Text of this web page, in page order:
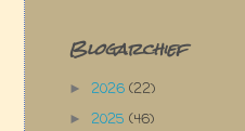
Blogarchief
► 2026 (22)
► 2025 (46)